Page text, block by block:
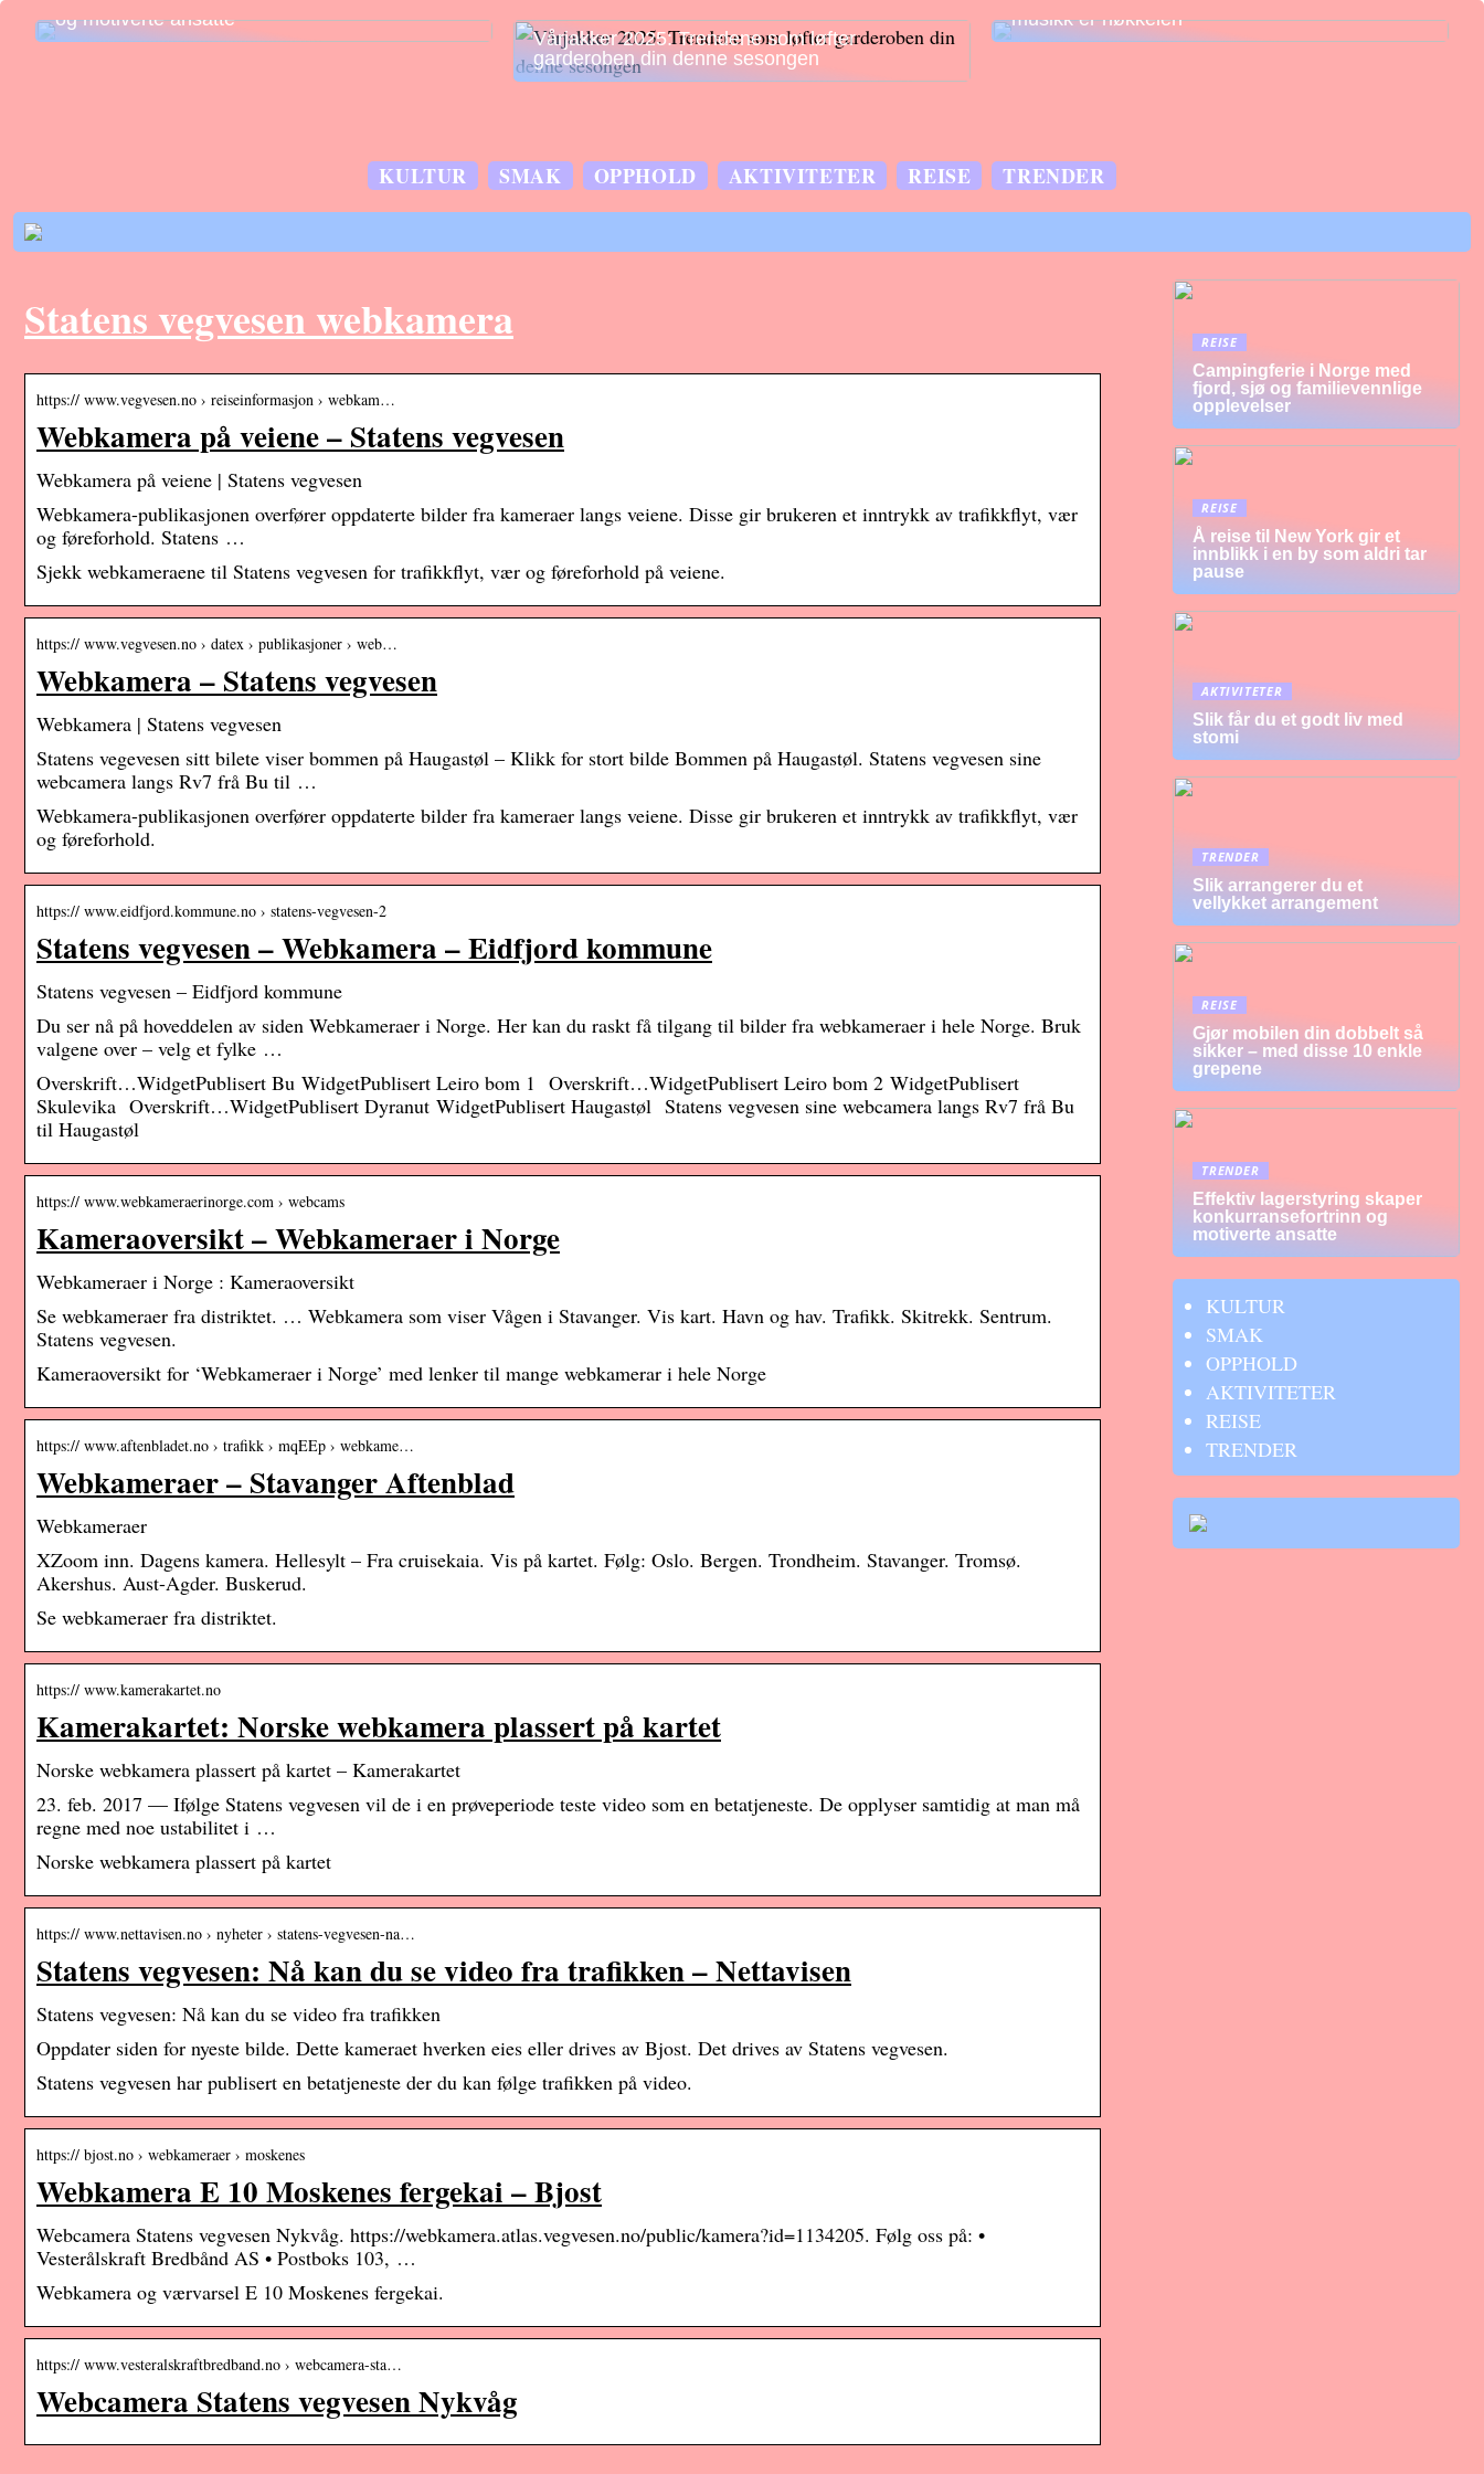
og motiverte ansatte
Vårjakker 2025: Trendene som løfter
garderoben din denne sesongen
musikk er nøkkelen
KULTUR SMAK OPPHOLD AKTIVITETER REISE TRENDER
Statens vegvesen webkamera
https:// www.vegvesen.no › reiseinformasjon › webkam…
Webkamera på veiene – Statens vegvesen
Webkamera på veiene | Statens vegvesen
Webkamera-publikasjonen overfører oppdaterte bilder fra kameraer langs veiene. Disse gir brukeren et inntrykk av trafikkflyt, vær
og føreforhold. Statens …
Sjekk webkameraene til Statens vegvesen for trafikkflyt, vær og føreforhold på veiene.
https:// www.vegvesen.no › datex › publikasjoner › web…
Webkamera – Statens vegvesen
Webkamera | Statens vegvesen
Statens vegevesen sitt bilete viser bommen på Haugastøl – Klikk for stort bilde Bommen på Haugastøl. Statens vegvesen sine
webcamera langs Rv7 frå Bu til …
Webkamera-publikasjonen overfører oppdaterte bilder fra kameraer langs veiene. Disse gir brukeren et inntrykk av trafikkflyt, vær
og føreforhold.
https:// www.eidfjord.kommune.no › statens-vegvesen-2
Statens vegvesen – Webkamera – Eidfjord kommune
Statens vegvesen – Eidfjord kommune
Du ser nå på hoveddelen av siden Webkameraer i Norge. Her kan du raskt få tilgang til bilder fra webkameraer i hele Norge. Bruk
valgene over – velg et fylke …
Overskrift…WidgetPublisert Bu WidgetPublisert Leiro bom 1 Overskrift…WidgetPublisert Leiro bom 2 WidgetPublisert
Skulevika Overskrift…WidgetPublisert Dyranut WidgetPublisert Haugastøl Statens vegvesen sine webcamera langs Rv7 frå Bu
til Haugastøl
https:// www.webkameraerinorge.com › webcams
Kameraoversikt – Webkameraer i Norge
Webkameraer i Norge : Kameraoversikt
Se webkameraer fra distriktet. … Webkamera som viser Vågen i Stavanger. Vis kart. Havn og hav. Trafikk. Skitrekk. Sentrum.
Statens vegvesen.
Kameraoversikt for ‘Webkameraer i Norge’ med lenker til mange webkamerar i hele Norge
https:// www.aftenbladet.no › trafikk › mqEEp › webkame…
Webkameraer – Stavanger Aftenblad
Webkameraer
XZoom inn. Dagens kamera. Hellesylt – Fra cruisekaia. Vis på kartet. Følg: Oslo. Bergen. Trondheim. Stavanger. Tromsø.
Akershus. Aust-Agder. Buskerud.
Se webkameraer fra distriktet.
https:// www.kamerakartet.no
Kamerakartet: Norske webkamera plassert på kartet
Norske webkamera plassert på kartet – Kamerakartet
23. feb. 2017 — Ifølge Statens vegvesen vil de i en prøveperiode teste video som en betatjeneste. De opplyser samtidig at man må
regne med noe ustabilitet i …
Norske webkamera plassert på kartet
https:// www.nettavisen.no › nyheter › statens-vegvesen-na…
Statens vegvesen: Nå kan du se video fra trafikken – Nettavisen
Statens vegvesen: Nå kan du se video fra trafikken
Oppdater siden for nyeste bilde. Dette kameraet hverken eies eller drives av Bjost. Det drives av Statens vegvesen.
Statens vegvesen har publisert en betatjeneste der du kan følge trafikken på video.
https:// bjost.no › webkameraer › moskenes
Webkamera E 10 Moskenes fergekai – Bjost
Webcamera Statens vegvesen Nykvåg. https://webkamera.atlas.vegvesen.no/public/kamera?id=1134205. Følg oss på: •
Vesterålskraft Bredbånd AS • Postboks 103, …
Webkamera og værvarsel E 10 Moskenes fergekai.
https:// www.vesteralskraftbredband.no › webcamera-sta…
Webcamera Statens vegvesen Nykvåg
REISE
Campingferie i Norge med
fjord, sjø og familievennlige
opplevelser
REISE
Å reise til New York gir et
innblikk i en by som aldri tar
pause
AKTIVITETER
Slik får du et godt liv med
stomi
TRENDER
Slik arrangerer du et
vellykket arrangement
REISE
Gjør mobilen din dobbelt så
sikker – med disse 10 enkle
grepene
TRENDER
Effektiv lagerstyring skaper
konkurransefortrinn og
motiverte ansatte
KULTUR
SMAK
OPPHOLD
AKTIVITETER
REISE
TRENDER